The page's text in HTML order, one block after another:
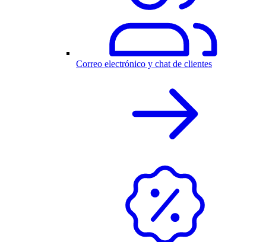
Correo electrónico y chat de clientes